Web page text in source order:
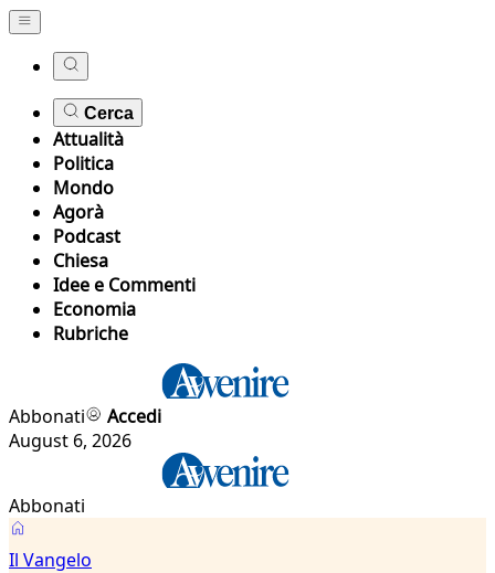
Cerca
Attualità
Politica
Mondo
Agorà
Podcast
Chiesa
Idee e Commenti
Economia
Rubriche
Abbonati
Accedi
August 6, 2026
Abbonati
Il Vangelo